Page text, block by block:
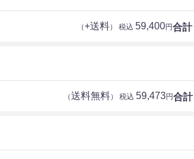
合計
（+送料） 税込 59,400円
合計
（送料無料） 税込 59,473円